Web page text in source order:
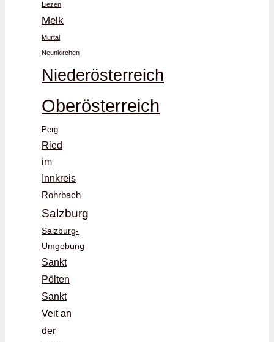
Liezen
Melk
Murtal
Neunkirchen
Niederösterreich
Oberösterreich
Perg
Ried
im
Innkreis
Rohrbach
Salzburg
Salzburg-
Umgebung
Sankt
Pölten
Sankt
Veit an
der